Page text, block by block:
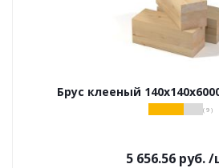
Брус клееный
( 9 )
5 656.56руб. /